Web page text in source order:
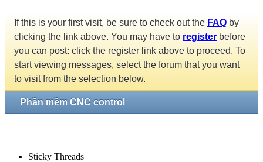
If this is your first visit, be sure to check out the FAQ by
clicking the link above. You may have to register before
you can post: click the register link above to proceed. To
start viewing messages, select the forum that you want
to visit from the selection below.
Phần mềm CNC control
Sticky Threads